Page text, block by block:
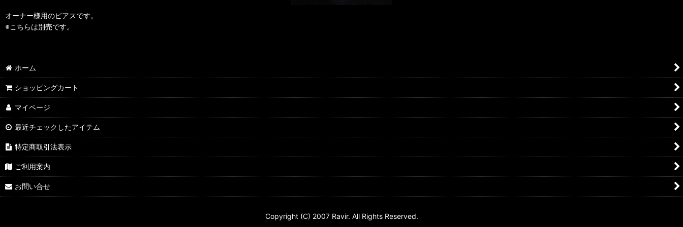
オーナー様用のピアスです。
※こちらは別売です。
ホーム
ショッピングカート
マイページ
最近チェックしたアイテム
特定商取引法表示
ご利用案内
お問い合せ
Copyright (C) 2007 Ravir. All Rights Reserved.